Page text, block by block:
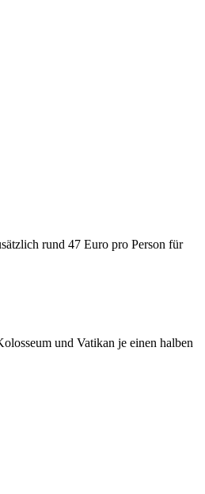
rund 47 Euro pro Person für
und Vatikan je einen halben